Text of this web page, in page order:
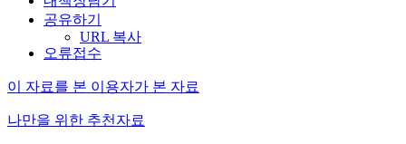
공유하기
URL 복사
오류접수
이 자료를 본 이용자가 본 자료
나만을 위한 추천자료